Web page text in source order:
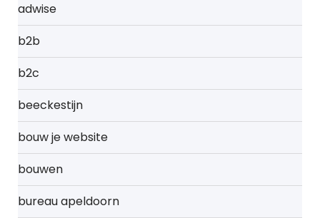
adwise
b2b
b2c
beeckestijn
bouw je website
bouwen
bureau apeldoorn